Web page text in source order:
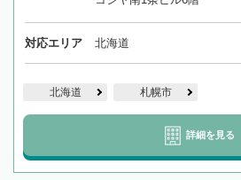
対応エリア 北海道
北海道 札幌市
詳細を見る